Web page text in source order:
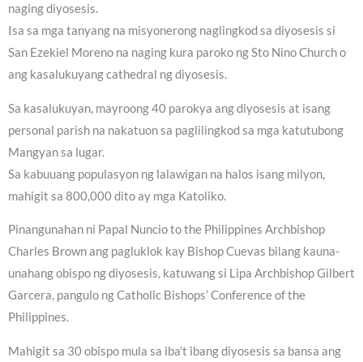
naging diyosesis.
Isa sa mga tanyang na misyonerong naglingkod sa diyosesis si
San Ezekiel Moreno na naging kura paroko ng Sto Nino Church o
ang kasalukuyang cathedral ng diyosesis.
Sa kasalukuyan, mayroong 40 parokya ang diyosesis at isang
personal parish na nakatuon sa paglilingkod sa mga katutubong
Mangyan sa lugar.
Sa kabuuang populasyon ng lalawigan na halos isang milyon,
mahigit sa 800,000 dito ay mga Katoliko.
Pinangunahan ni Papal Nuncio to the Philippines Archbishop
Charles Brown ang pagluklok kay Bishop Cuevas bilang kauna-
unahang obispo ng diyosesis, katuwang si Lipa Archbishop Gilbert
Garcera, pangulo ng Catholic Bishops’ Conference of the
Philippines.
Mahigit sa 30 obispo mula sa iba’t ibang diyosesis sa bansa ang